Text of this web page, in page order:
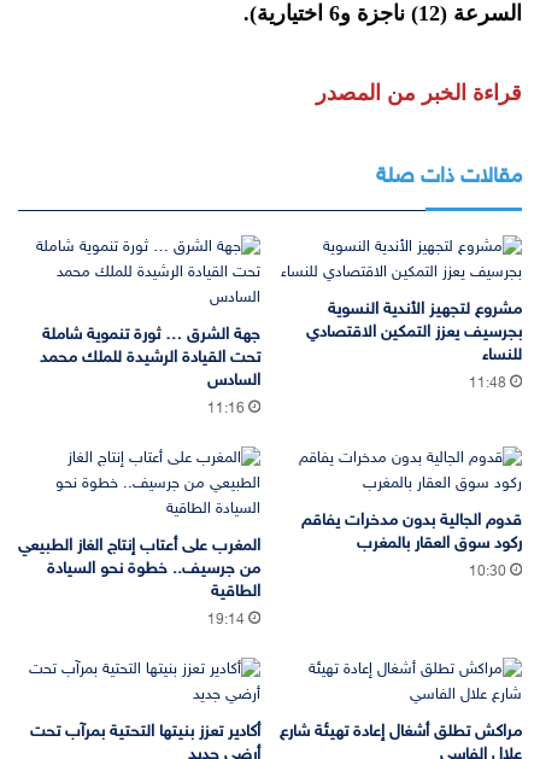
السرعة (12) ناجزة و6 اختيارية).
قراءة الخبر من المصدر
مقالات ذات صلة
مشروع لتجهيز الأندية النسوية
بجرسيف يعزز التمكين الاقتصادي
للنساء
11:48
جهة الشرق … ثورة تنموية شاملة
تحت القيادة الرشيدة للملك محمد
السادس
11:16
قدوم الجالية بدون مدخرات يفاقم
ركود سوق العقار بالمغرب
10:30
المغرب على أعتاب إنتاج الغاز الطبيعي
من جرسيف.. خطوة نحو السيادة
الطاقية
19:14
مراكش تطلق أشغال إعادة تهيئة شارع
علال الفاسي
أكادير تعزز بنيتها التحتية بمرآب تحت
أرضي جديد